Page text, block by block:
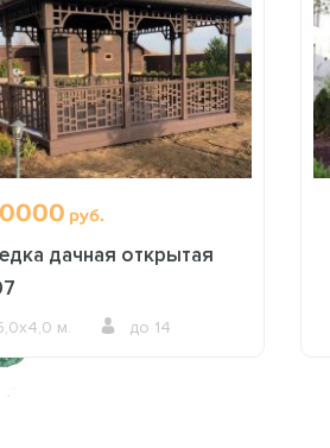
руб.
дачная открытая
м. до 14